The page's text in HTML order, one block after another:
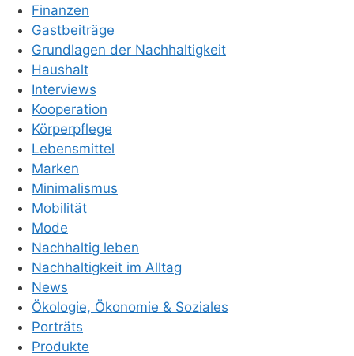
Finanzen
Gastbeiträge
Grundlagen der Nachhaltigkeit
Haushalt
Interviews
Kooperation
Körperpflege
Lebensmittel
Marken
Minimalismus
Mobilität
Mode
Nachhaltig leben
Nachhaltigkeit im Alltag
News
Ökologie, Ökonomie & Soziales
Porträts
Produkte